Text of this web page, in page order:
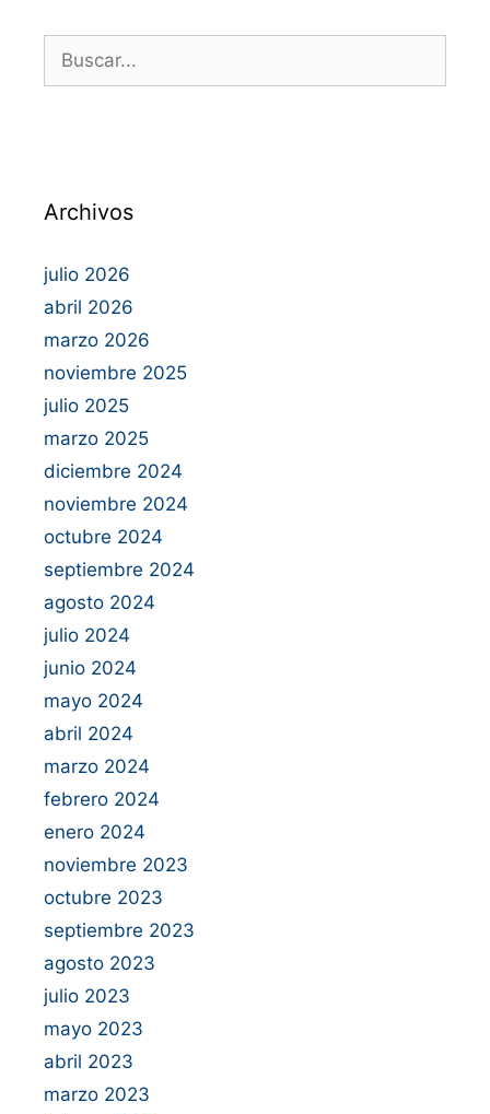
Archivos
julio 2026
abril 2026
marzo 2026
noviembre 2025
julio 2025
marzo 2025
diciembre 2024
noviembre 2024
octubre 2024
septiembre 2024
agosto 2024
julio 2024
junio 2024
mayo 2024
abril 2024
marzo 2024
febrero 2024
enero 2024
noviembre 2023
octubre 2023
septiembre 2023
agosto 2023
julio 2023
mayo 2023
abril 2023
marzo 2023